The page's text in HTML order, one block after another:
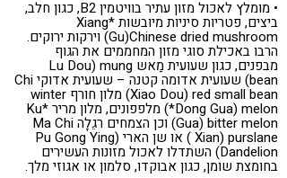
• מומלץ לאכול מזון עתיר בוויטמין B2, כגון חלב,
ביצים, פטריות סיניות מיובשות *Xiang
Gu)Chinese dried mushroom) וירקות ירוקים.
הרבו באכילת סוגי מזון המחממים את הגוף
מבפנים, כגון שעועית מַאש Lu Dou) mung
bean) שעועית אדומה קטנה – שעועית אדוקי Chi
Xiao Dou) red small bean) מלון חורף winter
*Dong Gua) melon) מלפפונים, מלון מריר *Ku
Gua) bitter melon) וכן הצמחים רגֵלָה Ma Chi
Xian) purslane ) או שן הארי Pu Gong Ying)
Dandelion) השתדלו לאכול מזונות העשירים
בחומצת שומן, כגון אבוקדו, סלמון או אגוזי מלך.